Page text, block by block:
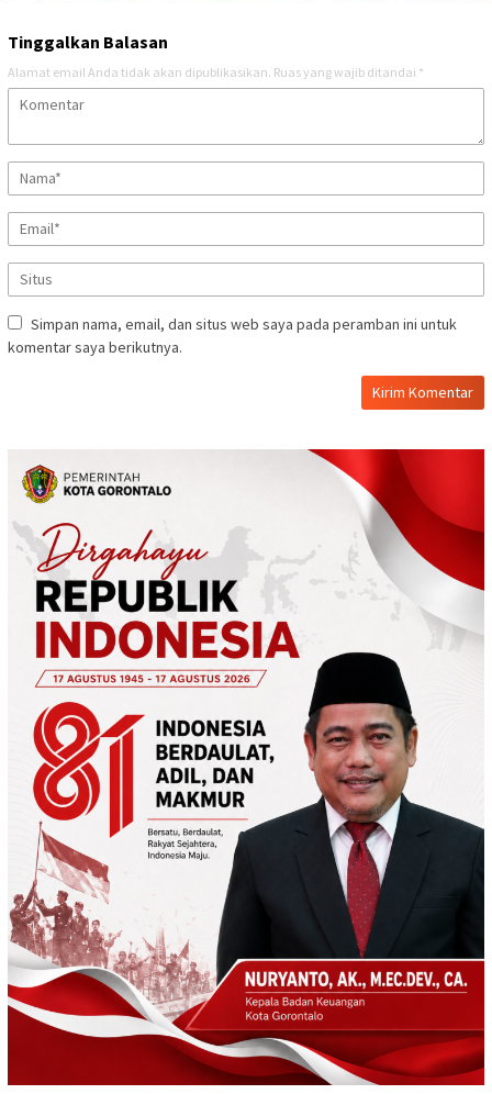
Tinggalkan Balasan
Alamat email Anda tidak akan dipublikasikan. Ruas yang wajib ditandai *
Simpan nama, email, dan situs web saya pada peramban ini untuk
komentar saya berikutnya.